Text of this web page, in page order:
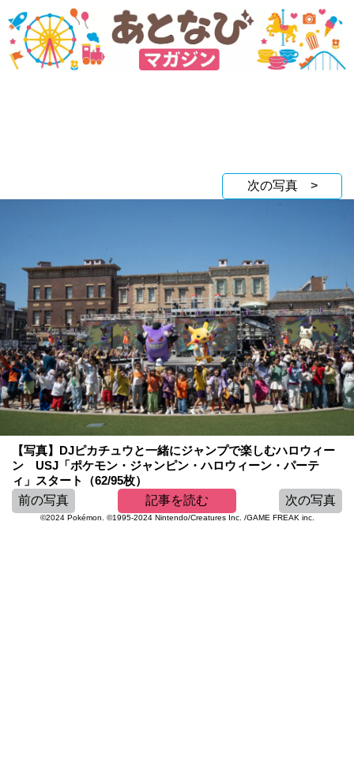
次の写真 >
【写真】DJピカチュウと一緒にジャンプで楽しむハロウィー
ン USJ「ポケモン・ジャンピン・ハロウィーン・パーテ
ィ」スタート（62/95枚）
前の写真
記事を読む 次の写真
©2024 Pokémon. ©1995-2024 Nintendo/Creatures Inc. /GAME FREAK inc.